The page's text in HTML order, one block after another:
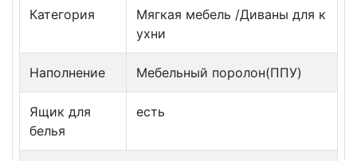
Категория
Мягкая мебель /Диваны для к
ухни
Наполнение Мебельный поролон(ППУ)
Ящик для
белья
есть